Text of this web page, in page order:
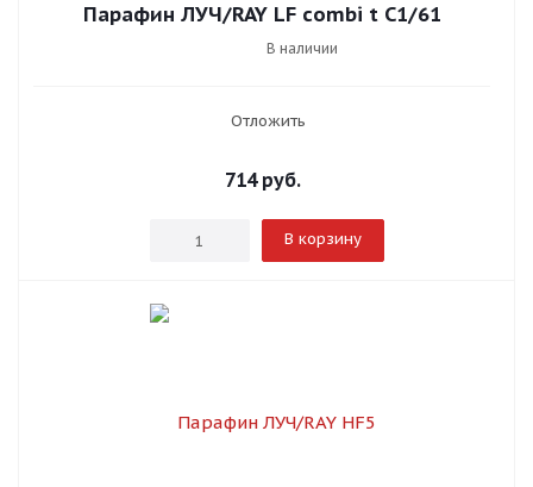
Парафин ЛУЧ/RAY LF combi t C1/61
В наличии
Отложить
714руб.
В корзину